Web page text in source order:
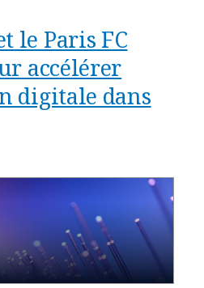
le Paris FC
accélérer
digitale dans